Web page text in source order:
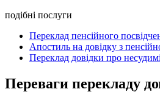
подібні послуги
Переклад пенсійного
Апостиль на довідку з
Переклад довідки про
Переваги перекладу